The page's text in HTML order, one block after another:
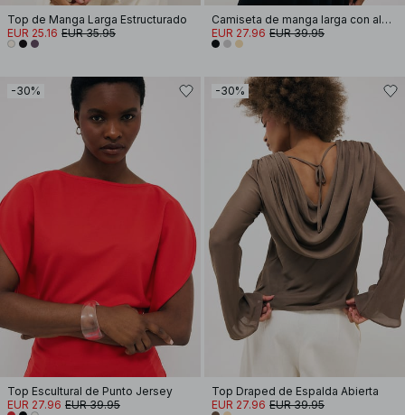
Top de Manga Larga Estructurado
EUR 25.16 EUR 35.95
Camiseta de manga larga con almohadilla de hombro de algodón suave
EUR 27.96 EUR 39.95
-30%
Top Escultural de Punto Jersey
EUR 27.96 EUR 39.95
-30%
Top Draped de Espalda Abierta
EUR 27.96 EUR 39.95